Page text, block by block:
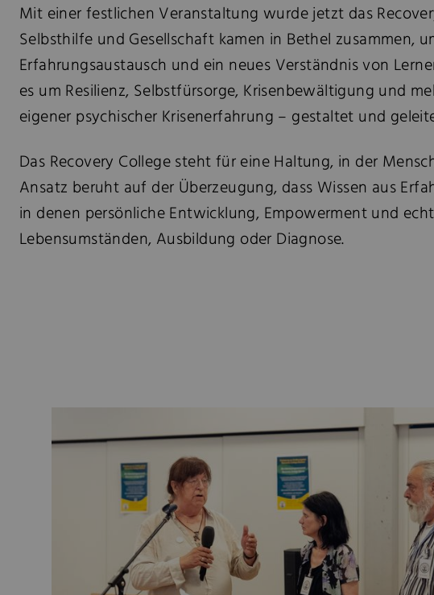
Mit einer festlichen Veranstaltung wurde jetzt das
Selbsthilfe und Gesellschaft kamen in Bethel zusammen,
Erfahrungsaustausch und ein neues Verständnis von
es um Resilienz, Selbstfürsorge, Krisenbewältigung und
eigener psychischer Krisenerfahrung – gestaltet und
Das Recovery College steht für eine Haltung, in der
Ansatz beruht auf der Überzeugung, dass Wissen aus
in denen persönliche Entwicklung, Empowerment und
Lebensumständen, Ausbildung oder Diagnose.